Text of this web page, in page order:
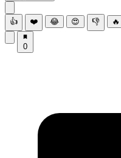
👍 ❤️ 😂 😍 👎 🔥
0